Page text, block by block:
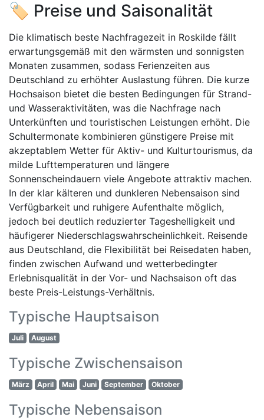
🏷️ Preise und Saisonalität
Die klimatisch beste Nachfragezeit in Roskilde fällt
erwartungsgemäß mit den wärmsten und sonnigsten
Monaten zusammen, sodass Ferienzeiten aus
Deutschland zu erhöhter Auslastung führen. Die kurze
Hochsaison bietet die besten Bedingungen für Strand-
und Wasseraktivitäten, was die Nachfrage nach
Unterkünften und touristischen Leistungen erhöht. Die
Schultermonate kombinieren günstigere Preise mit
akzeptablem Wetter für Aktiv- und Kulturtourismus, da
milde Lufttemperaturen und längere
Sonnenscheindauern viele Angebote attraktiv machen.
In der klar kälteren und dunkleren Nebensaison sind
Verfügbarkeit und ruhigere Aufenthalte möglich,
jedoch bei deutlich reduzierter Tageshelligkeit und
häufigerer Niederschlagswahrscheinlichkeit. Reisende
aus Deutschland, die Flexibilität bei Reisedaten haben,
finden zwischen Aufwand und wetterbedingter
Erlebnisqualität in der Vor- und Nachsaison oft das
beste Preis-Leistungs-Verhältnis.
Typische Hauptsaison
Juli August
Typische Zwischensaison
März April Mai Juni September Oktober
Typische Nebensaison